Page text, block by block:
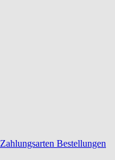
Zahlungsarten Bestellungen